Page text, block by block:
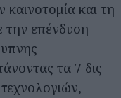
και τη
την επένδυση
τα 7 δις